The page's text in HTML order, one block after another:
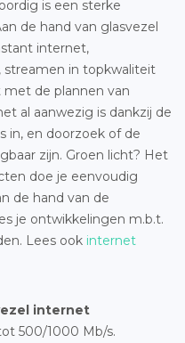
is een sterke
de hand van glasvezel
internet,
streamen in topkwaliteit
de plannen van
al aanwezig is dankzij de
in, en doorzoek of de
zijn. Groen licht? Het
doe je eenvoudig
de hand van de
je ontwikkelingen m.b.t.
Lees ook internet
internet
500/1000 Mb/s.